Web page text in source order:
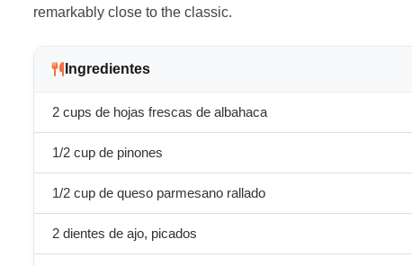
remarkably close to the classic.
Ingredientes
2 cups de hojas frescas de albahaca
1/2 cup de pinones
1/2 cup de queso parmesano rallado
2 dientes de ajo, picados